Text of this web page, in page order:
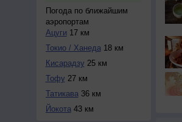
Погода по ближайшим
аэропортам
Ацуги 17 км
Токио / Ханеда18 км
Кисарадзу 25 км
Тофу 27 км
Татикава36 км
Йокота43 км